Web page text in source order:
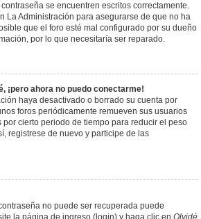
se encuentren escritos correctamente.
La Administración para asegurarse de que no ha
que el foro esté mal configurado por su dueño
por lo que necesitaría ser reparado.
¡pero ahora no puedo conectarme!
haya desactivado o borrado su cuenta por
foros periódicamente remueven sus usuarios
cierto periodo de tiempo para reducir el peso
registrese de nuevo y participe de las
no puede ser recuperada puede
la página de ingreso (login) y haga clic en Olvidé